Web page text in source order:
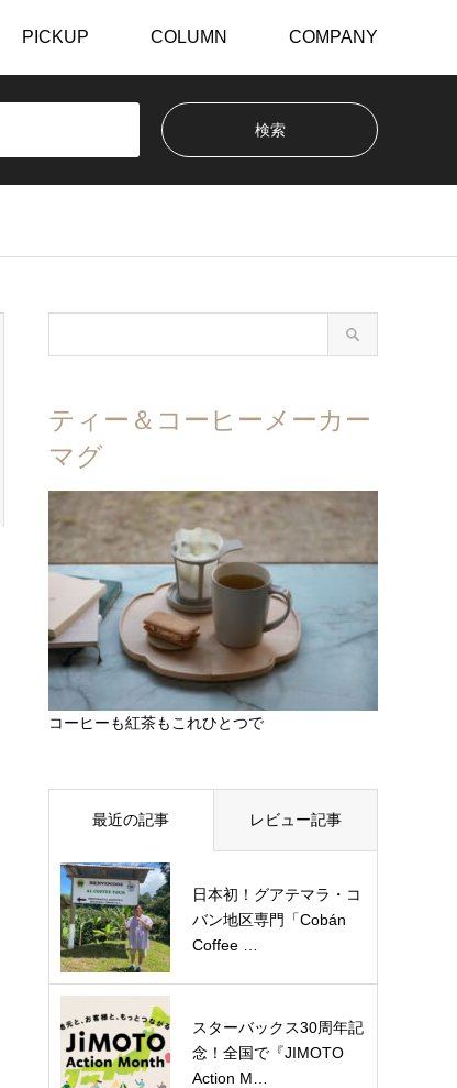
PICKUP COLUMN COMPANY
ティー＆コーヒーメーカー
マグ
コーヒーも紅茶もこれひとつで
最近の記事 レビュー記事
日本初！グアテマラ・コ
バン地区専門「Cobán
Coffee …
スターバックス30周年記
念！全国で『JIMOTO
Action M…